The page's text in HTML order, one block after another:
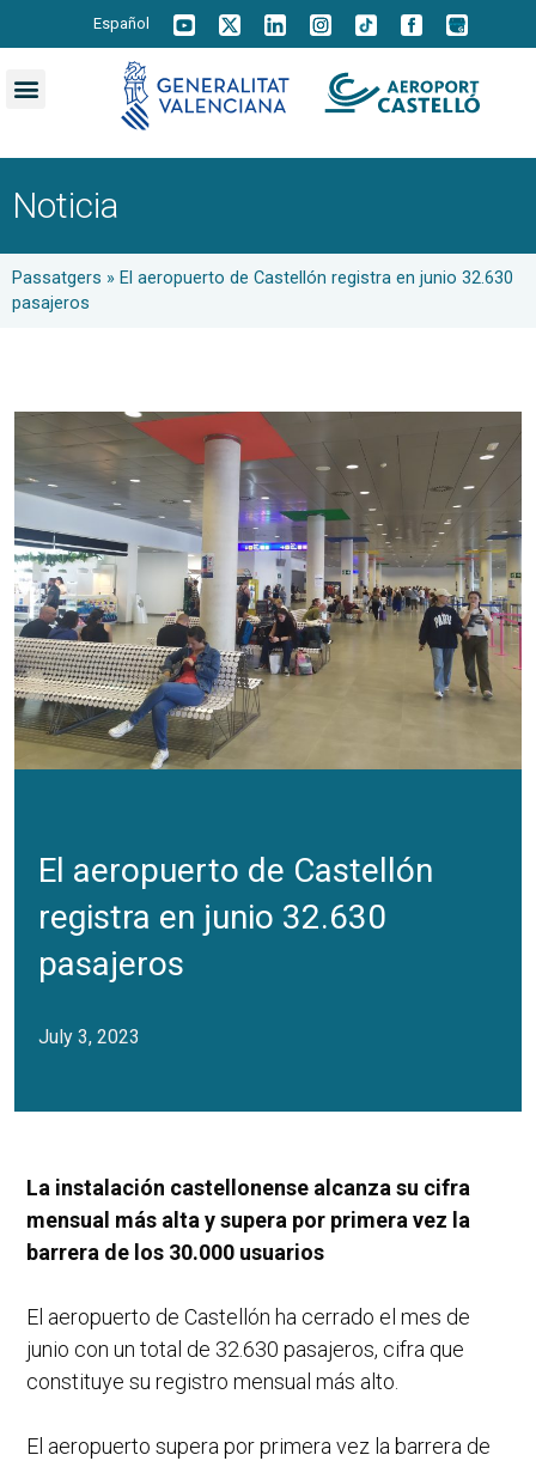
Español
Noticia
Passatgers » El aeropuerto de Castellón registra en junio 32.630
pasajeros
El aeropuerto de Castellón
registra en junio 32.630
pasajeros
July 3, 2023
La instalación castellonense alcanza su cifra
mensual más alta y supera por primera vez la
barrera de los 30.000 usuarios
El aeropuerto de Castellón ha cerrado el mes de
junio con un total de 32.630 pasajeros, cifra que
constituye su registro mensual más alto.
El aeropuerto supera por primera vez la barrera de